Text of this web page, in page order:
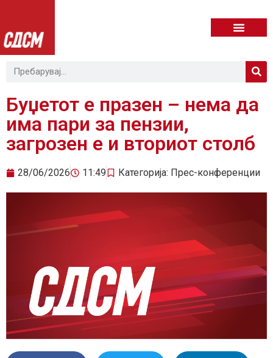
Буџетот е празен – нема да
има пари за пензии,
загрозен е и вториот столб
28/06/2026 11:49 Категорија: Прес-конференции